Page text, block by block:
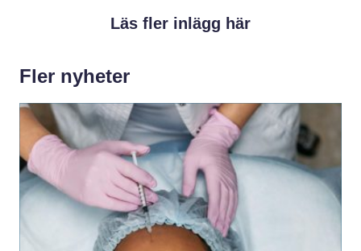
Läs fler inlägg här
Fler nyheter